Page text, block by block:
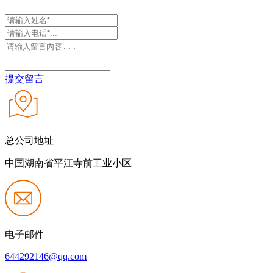
提交留言
总公司地址
中国湖南省平江寺前工业小区
电子邮件
644292146@qq.com